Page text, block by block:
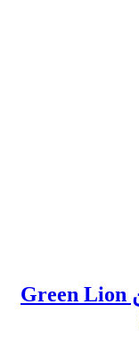
کارپلی و اندروید اتو گرین لاین Green Lion